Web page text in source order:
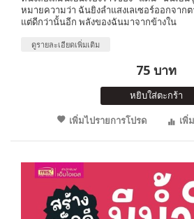
หมายความว่า ฉันยิงลำแสงเลเซอร์ออกจาก
แต่ดีกว่านั้นอีก พลังของฉันมาจากข้างใน
ดูรายละเอียดเพิ่มเติม
75 บาท
หยิบใส่ตะกร้า
เพิ่มไปรายการโปรด
เพิ่